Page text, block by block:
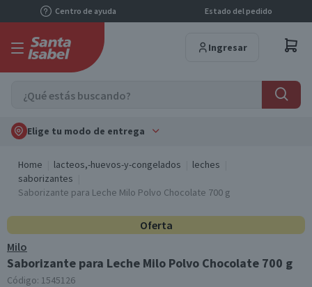
Centro de ayuda Estado del pedido
Ingresar
Elige tu modo de entrega
Home lacteos,-huevos-y-congelados
leches
saborizantes
Saborizante para Leche Milo Polvo Chocolate 700 g
Oferta
Milo
Saborizante para Leche Milo Polvo Chocolate 700 g
Código: 1545126